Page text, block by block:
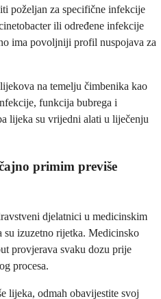
poželjan za specifične infekcije
ili određene infekcije
ima povoljniji profil nuspojava za
na temelju čimbenika kao
funkcija bubrega i
lijeka su vrijedni alati u liječenju
primim previše
djelatnici u medicinskim
su izuzetno rijetka. Medicinsko
provjerava svaku dozu prije
procesa.
lijeka, odmah obavijestite svoj